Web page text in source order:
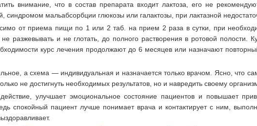
внимание, что в состав препарата входит лактоза, его не
синдромом мальабсорбции глюкозы или галактозы, при лактазной
от приема пищи по 1 или 2 таб. на прием 2 раза в сутки, при
разжевывать и не глотать, до полного растворения в ротовой полости.
курс лечения продолжают до 6 месяцев или назначают
а схема — индивидуальная и назначается только врачом. Ясно, что
не достигнуть необходимых результатов, но и навредить своему
улучшает эмоциональное состояние пациентов и повышает
спокойный пациент лучше понимает врача и контактирует с ним,